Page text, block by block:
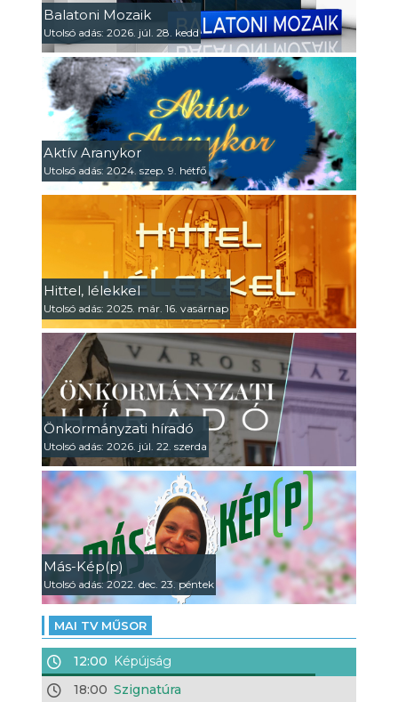
Balatoni Mozaik
Utolsó adás: 2026. júl. 28. kedd
Aktív Aranykor
Utolsó adás: 2024. szep. 9. hétfő
Hittel, lélekkel
Utolsó adás: 2025. már. 16. vasárnap
Önkormányzati híradó
Utolsó adás: 2026. júl. 22. szerda
Más-Kép(p)
Utolsó adás: 2022. dec. 23. péntek
MAI TV MŰSOR
12:00 Képújság
18:00 Szignatúra